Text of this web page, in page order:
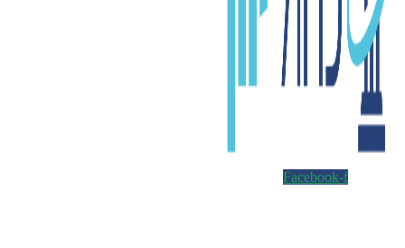
Facebook-f